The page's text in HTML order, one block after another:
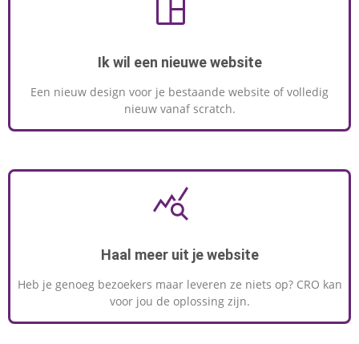
Ik wil een nieuwe website
Een nieuw design voor je bestaande website of volledig
nieuw vanaf scratch.
Haal meer uit je website
Heb je genoeg bezoekers maar leveren ze niets op? CRO kan
voor jou de oplossing zijn.